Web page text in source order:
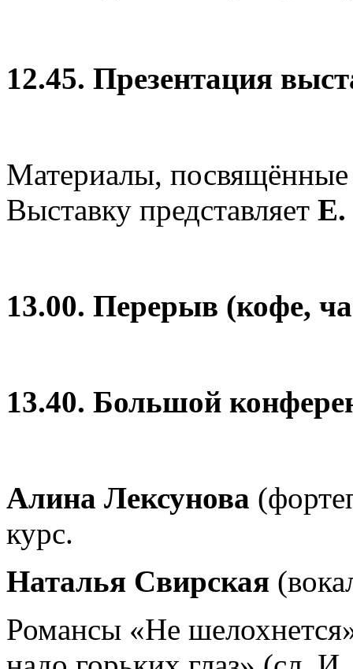
12.45. Презентация
Материалы, посвящённые
Выставку представляет Е.
13.00. Перерыв (кофе,
13.40. Большой
Алина Лексунова
курс.
Наталья Свирская
Романсы «Не